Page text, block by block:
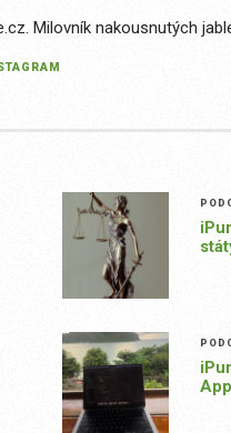
Milovník nakousnutých